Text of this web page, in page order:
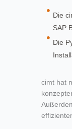
Die
SAP
Die
cimt hat